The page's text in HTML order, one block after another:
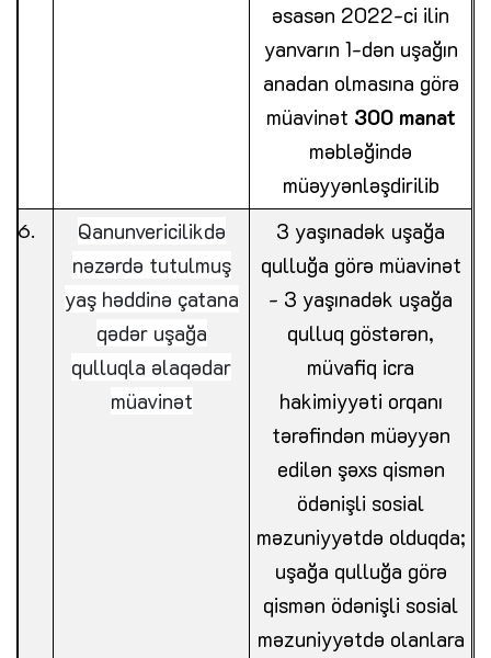
əsasən 2022-ci ilin
yanvarın 1-dən uşağın
anadan olmasına görə
müavinət 300 manat
məbləğində
müəyyənləşdirilib
Qanunvericilikdə
nəzərdə tutulmuş
yaş həddinə çatana
qədər uşağa
qulluqla əlaqədar
müavinət
3 yaşınadək uşağa
qulluğa görə müavinət
- 3 yaşınadək uşağa
qulluq göstərən,
müvafiq icra
hakimiyyəti orqanı
tərəfindən müəyyən
edilən şəxs qismən
ödənişli sosial
məzuniyyətdə olduqda;
uşağa qulluğa görə
qismən ödənişli sosial
məzuniyyətdə olanlara